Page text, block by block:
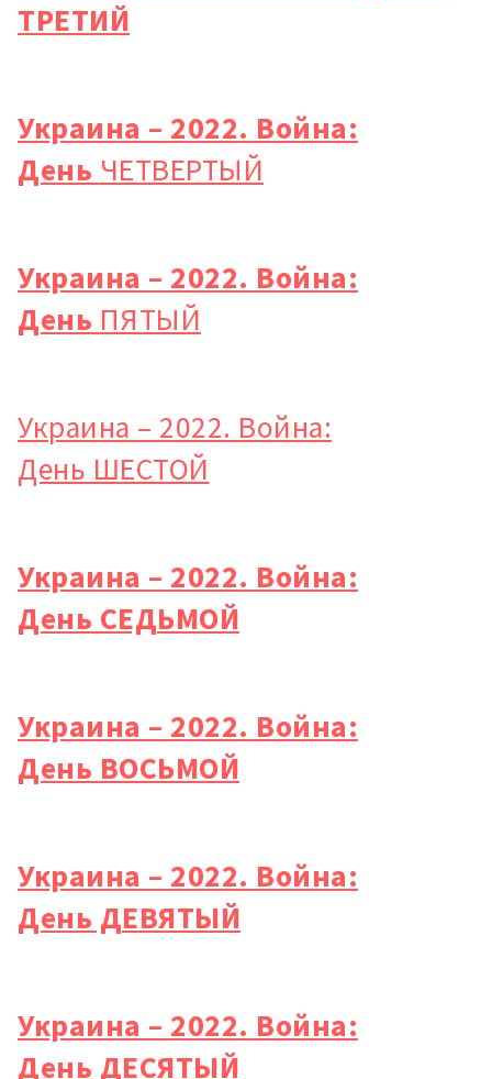
ТРЕТИЙ
Украина – 2022. Война:
День ЧЕТВЕРТЫЙ
Украина – 2022. Война:
День ПЯТЫЙ
Украина – 2022. Война:
День ШЕСТОЙ
Украина – 2022. Война:
День СЕДЬМОЙ
Украина – 2022. Война:
День ВОСЬМОЙ
Украина – 2022. Война:
День ДЕВЯТЫЙ
Украина – 2022. Война:
День ДЕСЯТЫЙ